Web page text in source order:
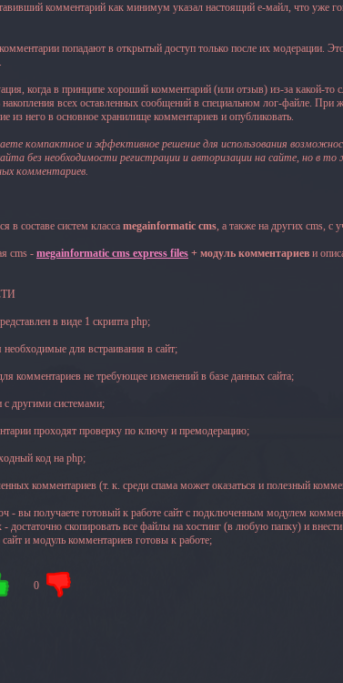
комментарий как минимум указал настоящий е-майл, что уже
попадают в открытый доступ только после их модерации.
когда в принципе хороший комментарий (или отзыв) из-за какой-то
накопления всех оставленных сообщений в специальном лог-файле. При
из него в основное хранилище комментариев и опубликовать.
компактное и эффективное решение для использования
без необходимости регистрации и авторизации на сайте, но в
комментариев.
в составе систем класса megainformatic cms, а также на других cms, с
cms - megainformatic cms express files + модуль комментариев и
в виде 1 скрипта php;
для встраивания в сайт;
комментариев не требующее изменений в базе данных сайта;
с другими системами;
проходят проверку по ключу и премодерацию;
код на php;
комментариев (т. к. среди спама может оказаться и полезный
- вы получаете готовый к работе сайт с подключенным модулем
- достаточно скопировать все файлы на хостинг (в любую папку) и
и модуль комментариев готовы к работе;
0